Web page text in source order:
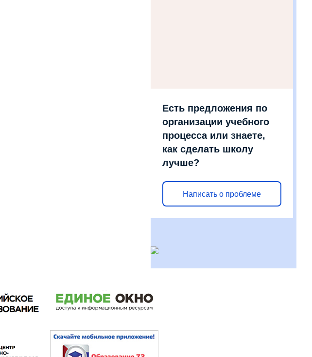
Есть предложения по
организации учебного
процесса или знаете,
как сделать школу
лучше?
Написать о проблеме